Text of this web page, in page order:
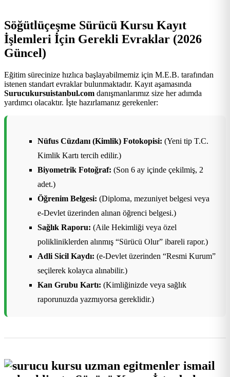
Söğütlüçeşme Sürücü Kursu Kayıt
İşlemleri İçin Gerekli Evraklar (2026
Güncel)
Eğitim sürecinize hızlıca başlayabilmemiz için M.E.B. tarafından
istenen standart evraklar bulunmaktadır. Kayıt aşamasında
Surucukursuistanbul.com danışmanlarımız size her adımda
yardımcı olacaktır. İşte hazırlamanız gerekenler:
Nüfus Cüzdanı (Kimlik) Fotokopisi: (Yeni tip T.C.
Kimlik Kartı tercih edilir.)
Biyometrik Fotoğraf: (Son 6 ay içinde çekilmiş, 2
adet.)
Öğrenim Belgesi: (Diploma, mezuniyet belgesi veya
e-Devlet üzerinden alınan öğrenci belgesi.)
Sağlık Raporu: (Aile Hekimliği veya özel
polikliniklerden alınmış “Sürücü Olur” ibareli rapor.)
Adli Sicil Kaydı: (e-Devlet üzerinden “Resmi Kurum”
seçilerek kolayca alınabilir.)
Kan Grubu Kartı: (Kimliğinizde veya sağlık
raporunuzda yazmıyorsa gereklidir.)